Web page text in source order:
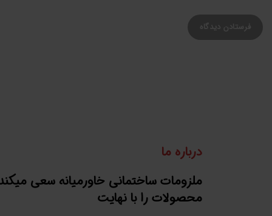
درباره ما
ملزومات ساختمانی خاورمیانه سعی
محصولات را با نهایت